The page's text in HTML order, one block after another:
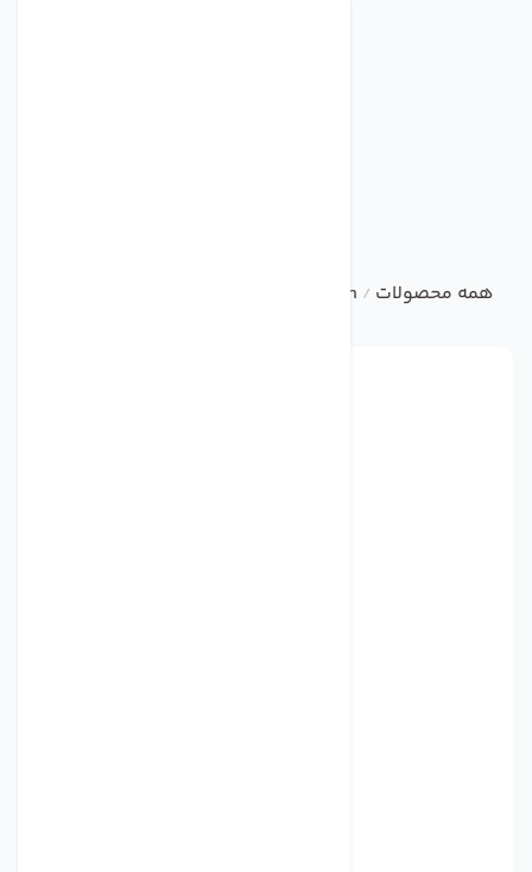
همه محصولات /
damandeh